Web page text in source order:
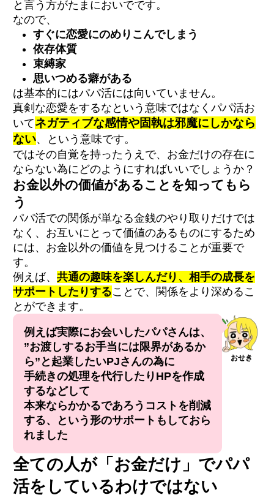
と言う方がたまにおいでです。
なので、
すぐに恋愛にのめりこんでしまう
依存体質
束縛家
思いつめる癖がある
は基本的にはパパ活には向いていません。
真剣な恋愛をするなという意味ではなくパパ活お
いてネガティブな感情や固執は邪魔にしかなら
ない、という意味です。
ではその自覚を持ったうえで、お金だけの存在に
ならない為にどのようにすればいいでしょうか？
お金以外の価値があることを知ってもら
う
パパ活での関係が単なる金銭のやり取りだけでは
なく、お互いにとって価値のあるものにするため
には、お金以外の価値を見つけることが重要で
す。
例えば、 共通の趣味を楽しんだり、相手の成長を
サポートしたりすることで、関係をより深めるこ
とができます。
おせき
例えば実際にお会いしたパパさんは、
”お渡しするお手当には限界があるか
ら”と起業したいPJさんの為に
手続きの処理を代行したりHPを作成
するなどして
本来ならかかるであろうコストを削減
する、という形のサポートもしておら
れました
全ての人が「お金だけ」でパパ
活をしているわけではない